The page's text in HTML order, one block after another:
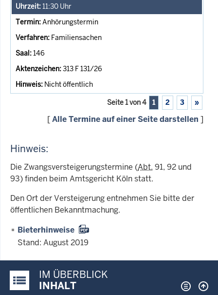
11:30 Uhr
Anhörungstermin
Familiensachen
146
313 F 131/26
Nicht öffentlich
Seite 1 von 4 1 2 3 »
[Alle Termine auf einer Seite darstellen ]
Hinweis:
Die Zwangsversteigerungstermine (Abt. 91, 92 und
93) finden beim Amtsgericht Köln statt.
Den Ort der Versteigerung entnehmen Sie bitte der
öffentlichen Bekanntmachung.
Bieterhinweise
Stand: August 2019
Justiz-Portal im Überblick:
IM ÜBERBLICK
INHALT